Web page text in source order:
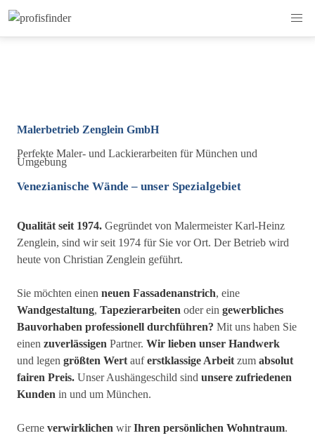
Malerbetrieb Zenglein GmbH
Perfekte Maler- und Lackierarbeiten für München und
Umgebung
Venezianische Wände – unser Spezialgebiet
Qualität seit 1974. Gegründet von Malermeister Karl-Heinz
Zenglein, sind wir seit 1974 für Sie vor Ort. Der Betrieb wird
heute von Christian Zenglein geführt.
Sie möchten einen neuen Fassadenanstrich, eine
Wandgestaltung, Tapezierarbeiten oder ein gewerbliches
Bauvorhaben professionell durchführen? Mit uns haben Sie
einen zuverlässigen Partner. Wir lieben unser Handwerk
und legen größten Wert auferstklassige Arbeit zum absolut
fairen Preis. Unser Aushängeschild sind unsere zufriedenen
Kunden in und um München.
Gerne verwirklichen wirIhren persönlichen Wohntraum.